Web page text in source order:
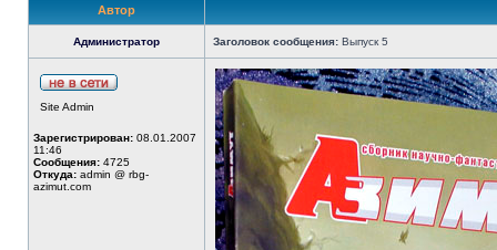
Автор
Администратор Заголовок сообщения: Выпуск 5
Site Admin
Зарегистрирован: 08.01.2007
11:46
Сообщения: 4725
Откуда: admin @ rbg-
azimut.com